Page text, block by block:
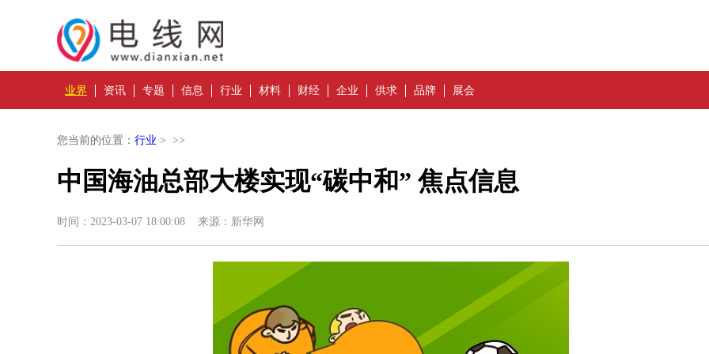
业界 资讯 专题 信息 行业 材料 财经 企业 供求 品牌 展会
您当前的位置： 行业 > >>
中国海油总部大楼实现“碳中和” 焦点信息
时间：2023-03-07 18:00:08 来源：新华网